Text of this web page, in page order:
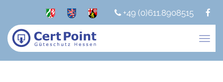
+49 (0)611.8908515